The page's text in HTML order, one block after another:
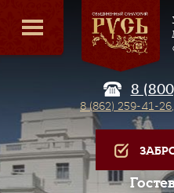
8
8 (862) 259-41-26,